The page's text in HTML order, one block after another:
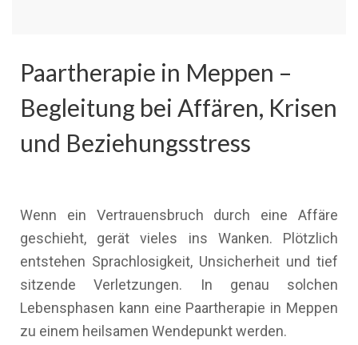
Paartherapie in Meppen –
Begleitung bei Affären, Krisen
und Beziehungsstress
Wenn ein Vertrauensbruch durch eine Affäre
geschieht, gerät vieles ins Wanken. Plötzlich
entstehen Sprachlosigkeit, Unsicherheit und tief
sitzende Verletzungen. In genau solchen
Lebensphasen kann eine Paartherapie in Meppen
zu einem heilsamen Wendepunkt werden.